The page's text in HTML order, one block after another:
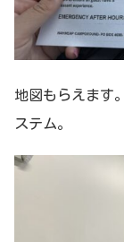
地図もらえます
ステム。